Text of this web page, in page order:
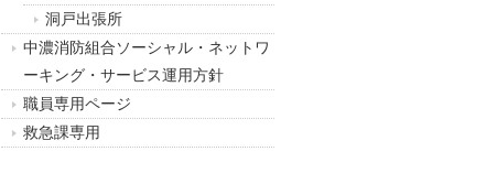
洞戸出張所
中濃消防組合ソーシャル・ネットワ
ーキング・サービス運用方針
職員専用ページ
救急課専用